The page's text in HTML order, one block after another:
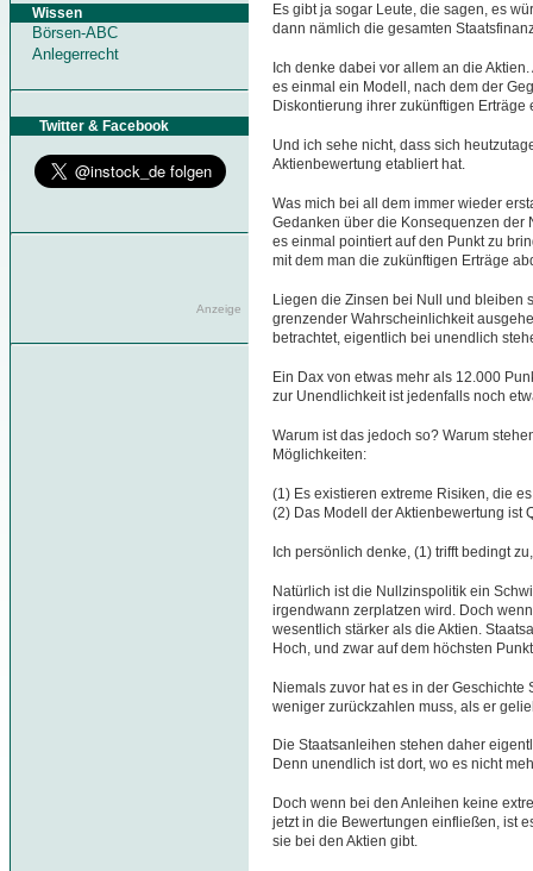
Wissen
Börsen-ABC
Anlegerrecht
Twitter & Facebook
Anzeige
Es gibt ja sogar Leute, die sagen, es
dann nämlich die gesamten
Ich denke dabei vor allem an die
es einmal ein Modell, nach dem der
Diskontierung ihrer zukünftigen
Und ich sehe nicht, dass sich
Aktienbewertung etabliert hat.
Was mich bei all dem immer wieder
Gedanken über die Konsequenzen der
es einmal pointiert auf den Punkt zu
mit dem man die zukünftigen Erträge
Liegen die Zinsen bei Null und bleiben
grenzender Wahrscheinlichkeit
betrachtet, eigentlich bei unendlich
Ein Dax von etwas mehr als 12.000
zur Unendlichkeit ist jedenfalls noch
Warum ist das jedoch so? Warum
Möglichkeiten:
(1) Es existieren extreme Risiken, die
(2) Das Modell der Aktienbewertung ist
Ich persönlich denke, (1) trifft bedingt
Natürlich ist die Nullzinspolitik ein
irgendwann zerplatzen wird. Doch
wesentlich stärker als die Aktien.
Hoch, und zwar auf dem höchsten
Niemals zuvor hat es in der
weniger zurückzahlen muss, als er
Die Staatsanleihen stehen daher
Denn unendlich ist dort, wo es nicht
Doch wenn bei den Anleihen keine
jetzt in die Bewertungen einfließen, ist
sie bei den Aktien gibt.